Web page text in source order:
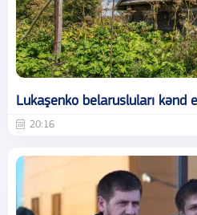
Lukaşenko belarusluları kənd
20:16